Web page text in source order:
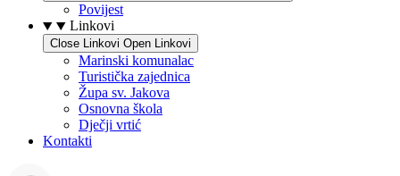
Povijest
Linkovi
Close Linkovi Open Linkovi
Marinski komunalac
Turistička zajednica
Župa sv. Jakova
Osnovna škola
Dječji vrtić
Kontakti